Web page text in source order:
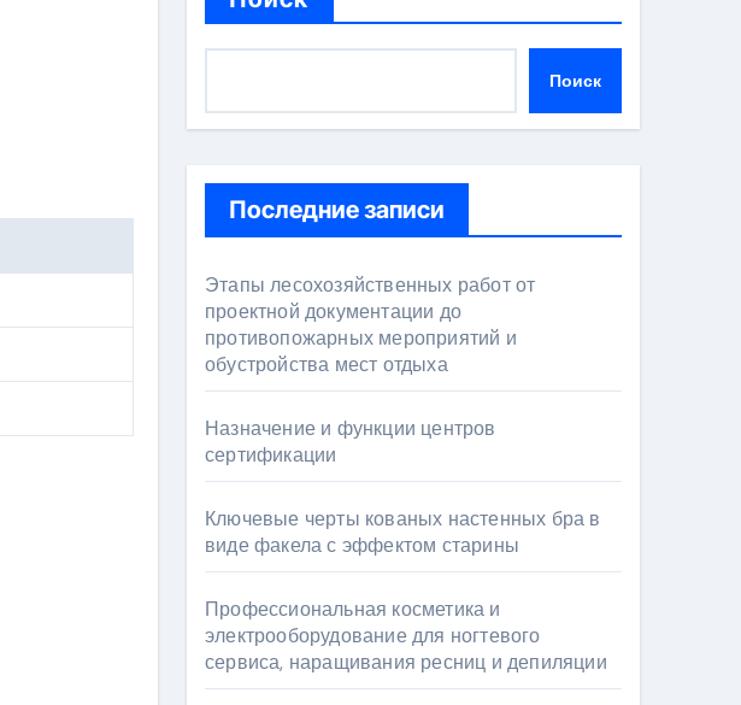
Поиск
Последние записи
Этапы лесохозяйственных работ от
проектной документации до
противопожарных мероприятий и
обустройства мест отдыха
Назначение и функции центров
сертификации
Ключевые черты кованых настенных бра в
виде факела с эффектом старины
Профессиональная косметика и
электрооборудование для ногтевого
сервиса, наращивания ресниц и депиляции